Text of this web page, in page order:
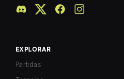
EXPLORAR
Partidas